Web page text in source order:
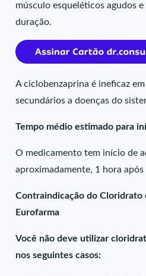
músculo esqueléticos agudos
duração.
A ciclobenzaprina é ineficaz
secundários a doenças do
Tempo médio estimado para
O medicamento tem início de
aproximadamente, 1 hora
Contraindicação do Cloridrato
Eurofarma
Você não deve utilizar
nos seguintes casos: